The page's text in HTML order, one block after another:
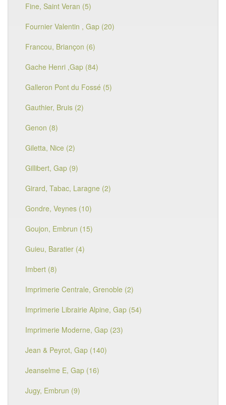
Fine, Saint Veran (5)
Fournier Valentin , Gap (20)
Francou, Briançon (6)
Gache Henri ,Gap (84)
Galleron Pont du Fossé (5)
Gauthier, Bruis (2)
Genon (8)
Giletta, Nice (2)
Gillibert, Gap (9)
Girard, Tabac, Laragne (2)
Gondre, Veynes (10)
Goujon, Embrun (15)
Guieu, Baratier (4)
Imbert (8)
Imprimerie Centrale, Grenoble (2)
Imprimerie Librairie Alpine, Gap (54)
Imprimerie Moderne, Gap (23)
Jean & Peyrot, Gap (140)
Jeanselme E, Gap (16)
Jugy, Embrun (9)